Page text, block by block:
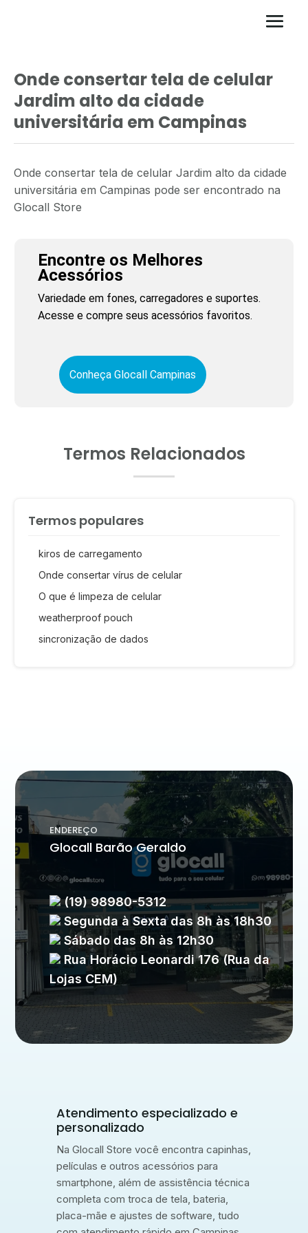
Onde consertar tela de celular
Jardim alto da cidade
universitária em Campinas
Onde consertar tela de celular Jardim alto da cidade
universitária em Campinas pode ser encontrado na
Glocall Store
Encontre os Melhores
Acessórios
Variedade em fones, carregadores e suportes.
Acesse e compre seus acessórios favoritos.
Conheça Glocall Campinas
Termos Relacionados
Termos populares
kiros de carregamento
Onde consertar vírus de celular
O que é limpeza de celular
weatherproof pouch
sincronização de dados
ENDEREÇO
Glocall Barão Geraldo
(19) 98980-5312
Segunda à Sexta das 8h às 18h30
Sábado das 8h às 12h30
Rua Horácio Leonardi 176 (Rua da
Lojas CEM)
Atendimento especializado e
personalizado
Na Glocall Store você encontra capinhas,
películas e outros acessórios para
smartphone, além de assistência técnica
completa com troca de tela, bateria,
placa-mãe e ajustes de software, tudo